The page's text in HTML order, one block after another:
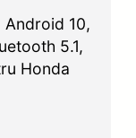
Android 10,
5.1,
Honda